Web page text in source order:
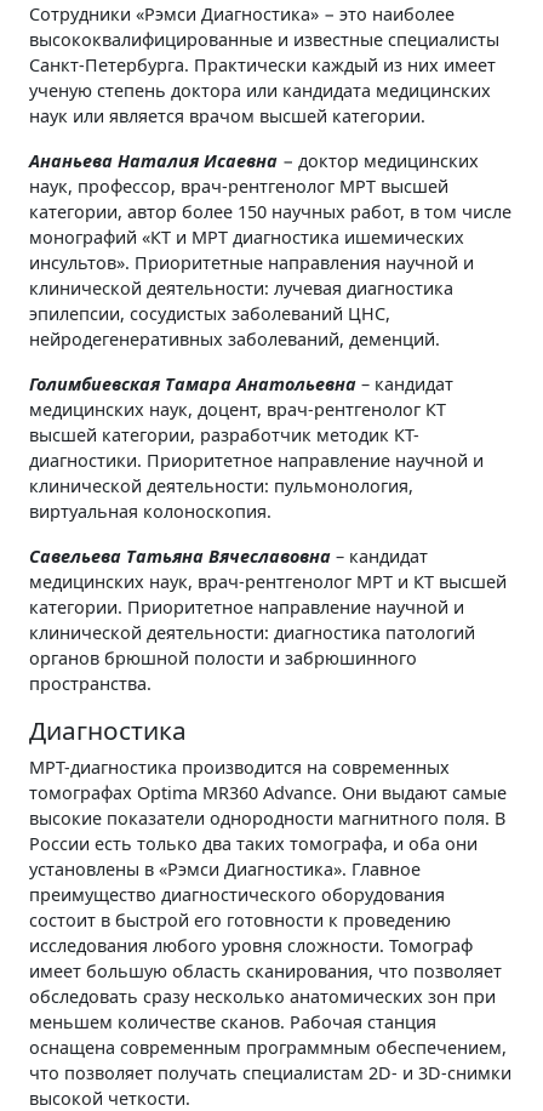
Сотрудники «Рэмси Диагностика» − это наиболее
высококвалифицированные и известные специалисты
Санкт-Петербурга. Практически каждый из них имеет
ученую степень доктора или кандидата медицинских
наук или является врачом высшей категории.
Ананьева Наталия Исаевна − доктор медицинских
наук, профессор, врач-рентгенолог МРТ высшей
категории, автор более 150 научных работ, в том числе
монографий «КТ и МРТ диагностика ишемических
инсультов». Приоритетные направления научной и
клинической деятельности: лучевая диагностика
эпилепсии, сосудистых заболеваний ЦНС,
нейродегенеративных заболеваний, деменций.
Голимбиевская Тамара Анатольевна – кандидат
медицинских наук, доцент, врач-рентгенолог КТ
высшей категории, разработчик методик КТ-
диагностики. Приоритетное направление научной и
клинической деятельности: пульмонология,
виртуальная колоноскопия.
Савельева Татьяна Вячеславовна – кандидат
медицинских наук, врач-рентгенолог МРТ и КТ высшей
категории. Приоритетное направление научной и
клинической деятельности: диагностика патологий
органов брюшной полости и забрюшинного
пространства.
Диагностика
МРТ-диагностика производится на современных
томографах Optima MR360 Advance. Они выдают самые
высокие показатели однородности магнитного поля. В
России есть только два таких томографа, и оба они
установлены в «Рэмси Диагностика». Главное
преимущество диагностического оборудования
состоит в быстрой его готовности к проведению
исследования любого уровня сложности. Томограф
имеет большую область сканирования, что позволяет
обследовать сразу несколько анатомических зон при
меньшем количестве сканов. Рабочая станция
оснащена современным программным обеспечением,
что позволяет получать специалистам 2D- и 3D-снимки
высокой четкости.